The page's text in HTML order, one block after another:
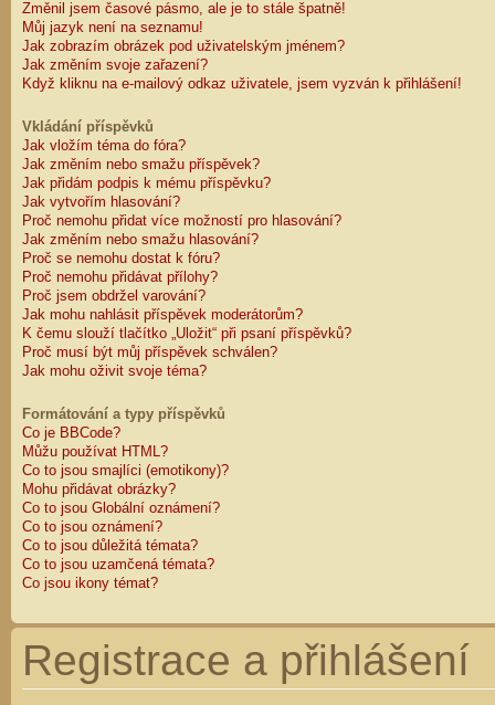
Změnil jsem časové pásmo, ale je to stále špatně!
Můj jazyk není na seznamu!
Jak zobrazím obrázek pod uživatelským jménem?
Jak změním svoje zařazení?
Když kliknu na e-mailový odkaz uživatele, jsem vyzván k přihlášení!
Vkládání příspěvků
Jak vložím téma do fóra?
Jak změním nebo smažu příspěvek?
Jak přidám podpis k mému příspěvku?
Jak vytvořím hlasování?
Proč nemohu přidat více možností pro hlasování?
Jak změním nebo smažu hlasování?
Proč se nemohu dostat k fóru?
Proč nemohu přidávat přílohy?
Proč jsem obdržel varování?
Jak mohu nahlásit příspěvek moderátorům?
K čemu slouží tlačítko „Uložit“ při psaní příspěvků?
Proč musí být můj příspěvek schválen?
Jak mohu oživit svoje téma?
Formátování a typy příspěvků
Co je BBCode?
Můžu používat HTML?
Co to jsou smajlíci (emotikony)?
Mohu přidávat obrázky?
Co to jsou Globální oznámení?
Co to jsou oznámení?
Co to jsou důležitá témata?
Co to jsou uzamčená témata?
Co jsou ikony témat?
Registrace a přihlášení